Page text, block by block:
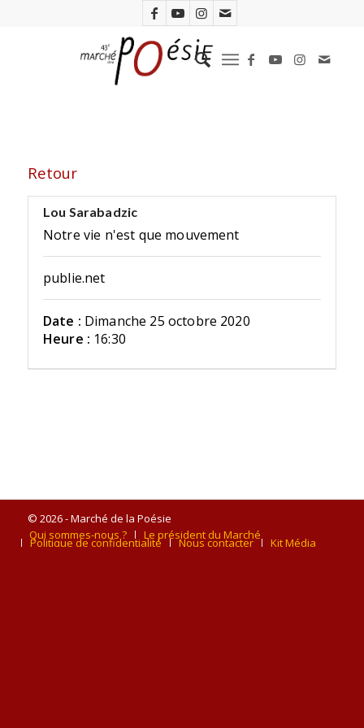
Retour
Lou Sarabadzic
Notre vie n'est que mouvement
publie.net
Date : Dimanche 25 octobre 2020
Heure : 16:30
© 2026 - Marché de la Poésie
Qui sommes-nous ?
Le président du Marché
Politique de confidentialité Nous contacter Kit Média